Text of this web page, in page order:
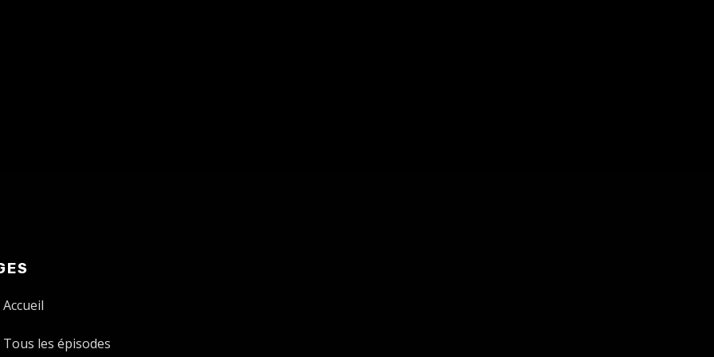
Accueil
Tous les épisodes